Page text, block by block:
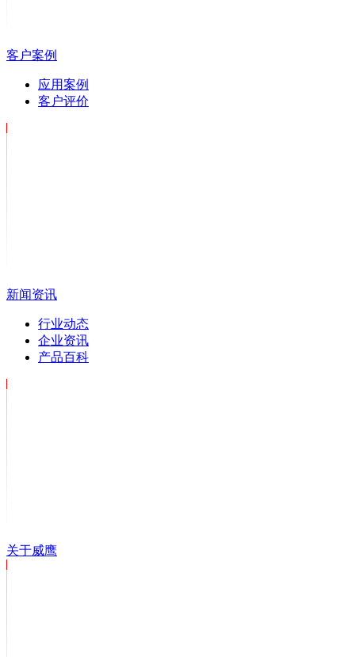
客户案例
应用案例
客户评价
新闻资讯
行业动态
企业资讯
产品百科
关于威鹰